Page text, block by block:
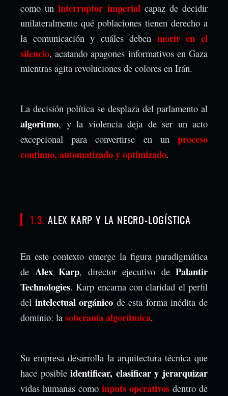
como uninterruptor imperialcapaz de decidir
unilateralmente qué poblaciones tienen derecho a
la comunicación y cuáles deben morir en el
silencio, acatando apagones informativos en Gaza
mientras agita revoluciones de colores en Irán.
La decisión política se desplaza del parlamento al
algoritmo, y la violencia deja de ser un acto
excepcional para convertirse en un proceso
continuo, automatizado y optimizado.
1.3. ALEX KARP Y LA NECRO-LOGÍSTICA
En este contexto emerge la figura paradigmática
de Alex Karp, director ejecutivo de Palantir
Technologies. Karp encarna con claridad el perfil
del intelectual orgánico de esta forma inédita de
dominio: la soberanía algorítmica.
Su empresa desarrolla la arquitectura técnica que
hace posibleidentificar, clasificar y jerarquizar
vidas humanas como inputs operativos dentro de